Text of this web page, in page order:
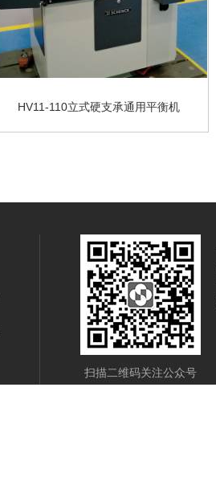
HV11-110立式硬支承通用平衡机
扫描二维码关注公众号